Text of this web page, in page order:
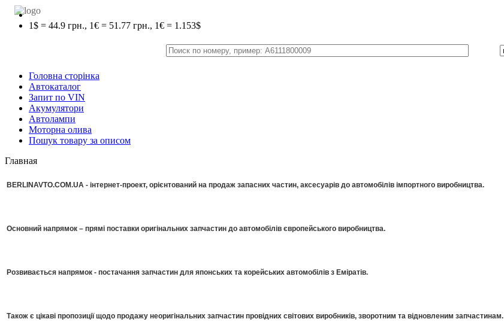
1$ = 44.9 грн., 1€ = 51.77 грн., 1€ = 1.153$
Головна сторінка
Автокаталог
Запит по VIN
Акумулятори
Автолампи
Моторна олива
Пошук товару за описом
Главная
BERLINAVTO.COM.UA - інтернет-проект, орієнтований на продаж запасних частин, аксесуарів до автомобілів імпортного виробництва.
Основний напрямок – прямі поставки оригінальних запчастин до автомобілів європейського виробництва.
Розвивається напрямок - постачання запчастин для японських та корейських автомобілів з Еміратів.
Також є цікаві пропозиції щодо продажу неоригінальних запчастин провідних світових виробників, зворотним та відновленим запчастинам.